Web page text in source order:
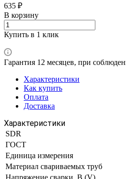
635 ₽
В корзину
Купить в 1 клик
Гарантия 12 месяцев, при
Характеристики
Как купить
Оплата
Доставка
Характеристики
SDR
ГОСТ
Единица измерения
Материал свариваемых труб
Напряжение сварки, В (V)